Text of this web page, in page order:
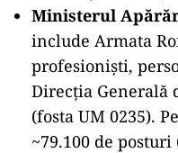
Ministerul
include Armata
profesioniști,
Direcţia
(fosta UM 0235).
~79.100 de